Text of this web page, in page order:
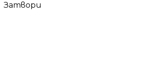
Затвори